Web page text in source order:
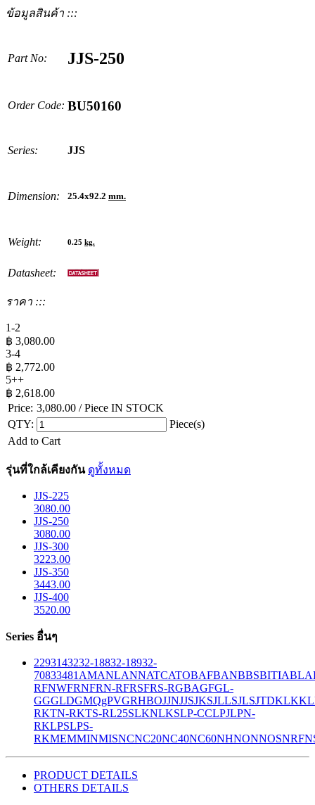
ข้อมูลสินค้า :::
Part No: JJS-250
Order Code: BU50160
Series: JJS
Dimension: 25.4x92.2 mm.
Weight: 0.25 kg.
Datasheet:
ราคา :::
1-2
฿ 3,080.00
3-4
฿ 2,772.00
5++
฿ 2,618.00
Price: 3,080.00 / Piece IN STOCK
QTY:
Piece(s)
Add to Cart
รุ่นที่ใกล้เคียงกัน ดูทั้งหมด
JJS-225
3080.00
JJS-250
3080.00
JJS-300
3223.00
JJS-350
3443.00
JJS-400
3520.00
Series อื่นๆ
2293143232-18832-18932-
70833481 AMANLANNATCATOBAFBANBBSBITIABLA
RFNWFRNFRN-RFRSFRS-RGBAGFGL-
GGGLDGMQgPVGRHBOJJNJJSJKSJLLSJLSJTDKLK
RKTN-RKTS-RL25SLKNLKSLP-CCLPJLPN-
RKLPSLPS-
RKMEMMINMISNCNC20NC40NC60NHNONNOSNRF
PRODUCT DETAILS
OTHERS DETAILS